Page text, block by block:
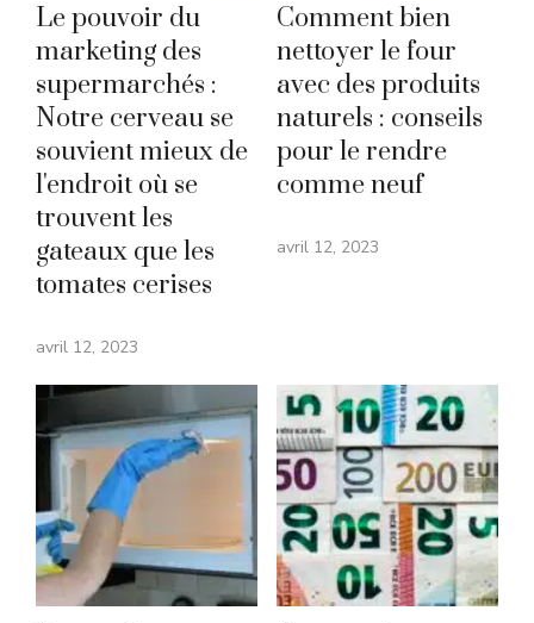
Le pouvoir du
marketing des
supermarchés :
Notre cerveau se
souvient mieux de
l'endroit où se
trouvent les
gateaux que les
tomates cerises
avril 12, 2023
Comment bien
nettoyer le four
avec des produits
naturels : conseils
pour le rendre
comme neuf
avril 12, 2023